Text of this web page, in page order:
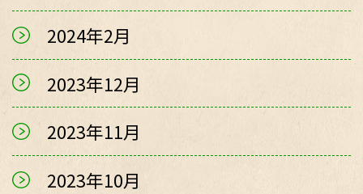
2024年2月
2023年12月
2023年11月
2023年10月